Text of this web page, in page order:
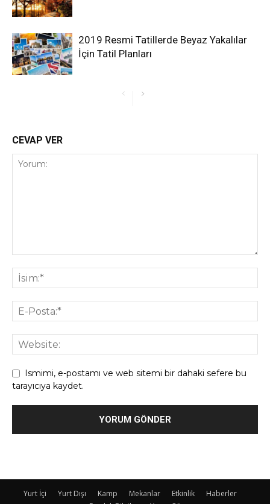
2019 Resmi Tatillerde Beyaz Yakalılar
İçin Tatil Planları
CEVAP VER
Ismimi, e-postamı ve web sitemi bir dahaki sefere bu
tarayıcıya kaydet.
Yurt İçi Yurt Dışı Kamp Mekanlar Etkinlik
Haberler